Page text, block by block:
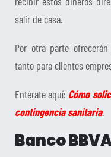
salir de casa.
Por otra parte
tanto para clientes
Entérate aquí: Cómo
contingencia sanitaria.
Banco